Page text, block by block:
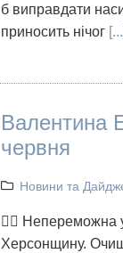
б виправдати
приносить нічог [...]
Валентина
червня
Новини та
👉🏻 Непереможна
Херсонщину.